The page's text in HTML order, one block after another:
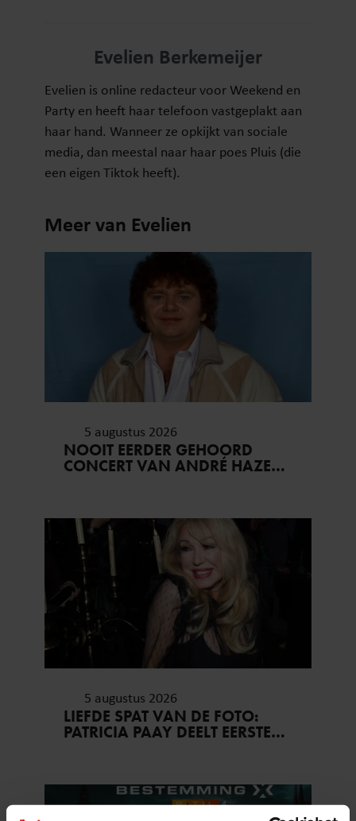
Evelien Berkemeijer
Evelien is online redacteur voor Weekend en
Party en heeft haar telefoon vastgeplakt aan
haar hand. Wanneer ze opkijkt van sociale
media, dan meestal naar haar poes Pluis (die
een eigen Tiktok heeft).
Meer van Evelien
5 augustus 2026
NOOIT EERDER GEHOORD
CONCERT VAN ANDRÉ HAZES
5 augustus 2026
LIEFDE SPAT VAN DE FOTO:
PATRICIA PAAY DEELT EERSTE